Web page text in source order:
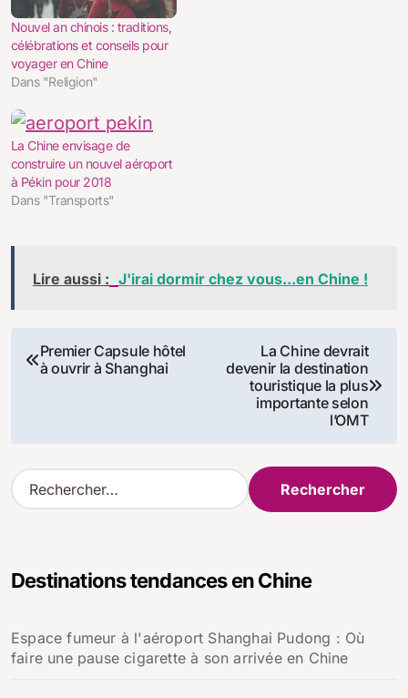
Nouvel an chinois : traditions,
célébrations et conseils pour
voyager en Chine
Dans "Religion"
La Chine envisage de
construire un nouvel aéroport
à Pékin pour 2018
Dans "Transports"
Lire aussi : J'irai dormir chez vous...en Chine !
Navigation
de
Premier Capsule hôtel
à ouvrir à Shanghai
La Chine devrait
devenir la destination
touristique la plus
importante selon
l’OMT
R
e
r
e
r
Destinations tendances en Chine
Espace fumeur à l'aéroport Shanghai Pudong : Où
faire une pause cigarette à son arrivée en Chine